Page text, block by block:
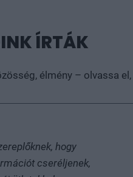
ÍRTÁK
élmény – olvassa
hogy
cseréljenek,